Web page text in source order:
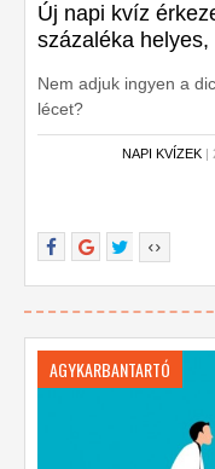
Új napi kvíz
százaléka
Nem adjuk ingyen a
lécet?
NAPI KVÍZEK |
AGYKARBANTARTÓ